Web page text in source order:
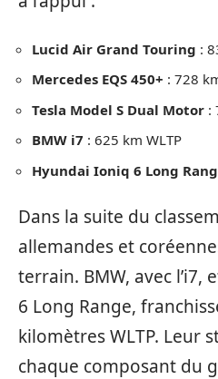
Lucid Air Grand Touring :
Mercedes EQS 450+ : 728
Tesla Model S Dual Motor :
BMW i7 : 625 km WLTP
Hyundai Ioniq 6 Long
Dans la suite du
allemandes et
terrain. BMW, avec l’i7,
6 Long Range,
kilomètres WLTP. Leur
chaque composant du